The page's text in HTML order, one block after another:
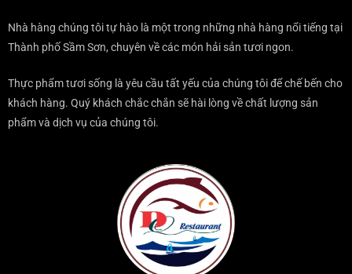
Nhà hàng chúng tôi tự hào là một trong những nhà hàng nổi tiếng tại
Thành phố Sầm Sơn, chuyên về các món hải sản tươi ngon.
Thực phẩm tươi sống là yêu cầu tất yếu của chúng tôi để chế bến cho
khách hàng. Quý khách chắc chắn sẽ hài lòng về chất lượng sản
phẩm và dịch vụ của chúng tôi.